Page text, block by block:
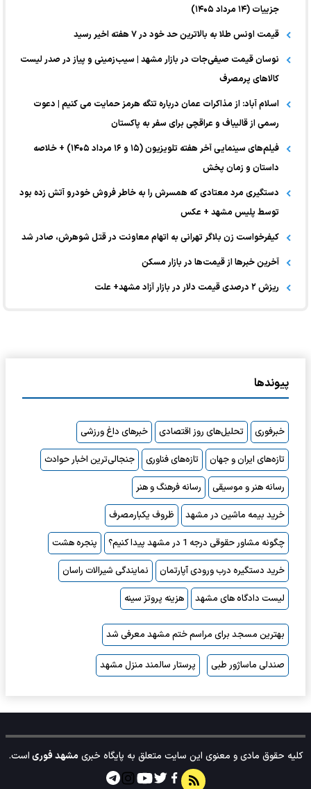
جزییات (۱۴ مرداد ۱۴۰۵)
قیمت اونس طلا به بالاترین حد خود در ۷ هفته اخیر رسید
نوسان قیمت صیفی‌جات در بازار مشهد | سیب‌زمینی و پیاز در صدر لیست
کالا‌های پرمصرف
اسلام آباد: از مذاکرات عمان درباره تنگه هرمز حمایت می کنیم | دعوت
رسمی از قالیباف و عراقچی برای سفر به پاکستان
فیلم‌های سینمایی آخر هفته تلویزیون (۱۵ و ۱۶ مرداد ۱۴۰۵) + خلاصه
داستان و زمان پخش
دستگیری مرد معتادی که همسرش را به خاطر فروش خودرو آتش زده بود
توسط پلیس مشهد + عکس
کیفرخواست زن بلاگر تهرانی به اتهام معاونت در قتل شوهرش، صادر شد
آخرین خبر‌ها از قیمت‌ها در بازار مسکن
ریزش ۲ درصدی قیمت دلار در بازار آزاد مشهد+ علت
پیوندها
خبرفوری تحلیل‌های روز اقتصادی
خبرهای داغ ورزشی
تازه‌های ایران و جهان
تازه‌های فناوری
جنجالی‌ترین اخبار حوادث
رسانه هنر و موسیقی
رسانه فرهنگ و هنر
خرید بیمه ماشین در مشهد
ظروف یکبارمصرف
چگونه مشاور حقوقی درجه 1 در مشهد پیدا کنیم؟
پنجره هشت
خرید دستگیره درب ورودی آپارتمان
نمایندگی شیرالات راسان
لیست دادگاه های مشهد
هزینه پروتز سینه
بهترین مسجد برای مراسم ختم مشهد معرفی شد
صندلی ماساژور طبی پرستار سالمند منزل مشهد
کلیه حقوق مادی و معنوی این سایت متعلق به پایگاه خبریمشهد فوریاست.